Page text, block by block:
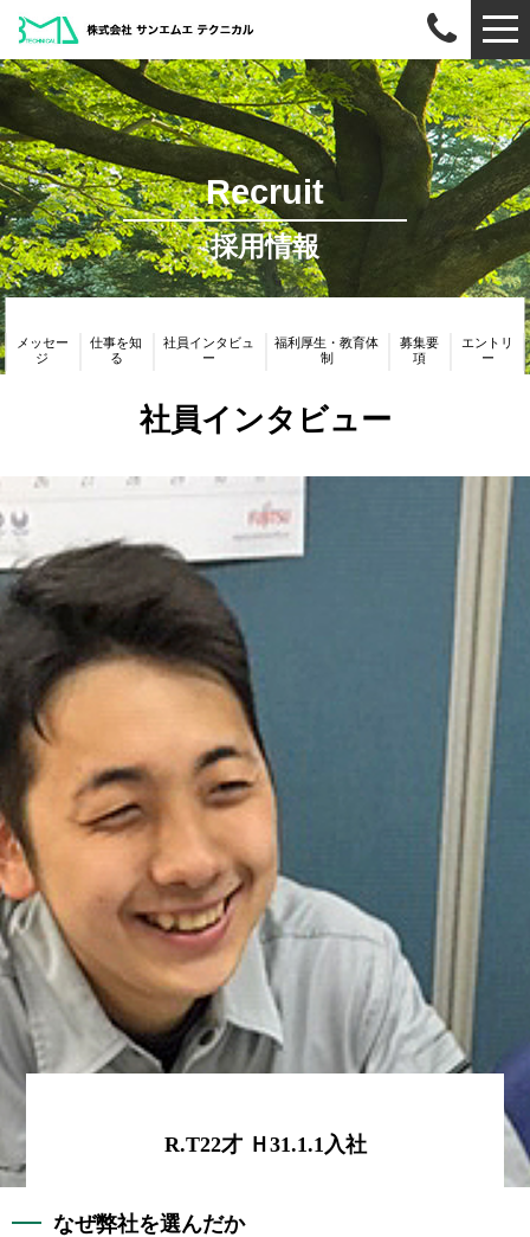
メッセー
ジ
仕事を知
る
社員インタビュ
ー
福利厚生・教育体
制
募集要
項
エントリ
ー
Recruit
採用情報
社員インタビュー
R.T22才 Ｈ31.1.1入社
なぜ弊社を選んだか